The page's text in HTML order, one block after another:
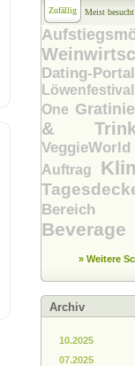
Zufällig Meist besucht
Dating-Portal
Löwenfestival
One
&
Auftrag
Beverage
» Weitere
Archiv
10.2025
07.2025